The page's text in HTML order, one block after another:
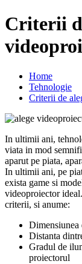
Criterii
Home
Tehnologie
Criterii de
In ultimii ani,
viata in mod
aparut pe piata,
In ultimii ani, pe
exista game si
videoproiector
criterii, si anume:
Dimensiunea
Distanta
Gradul de
proiectorul